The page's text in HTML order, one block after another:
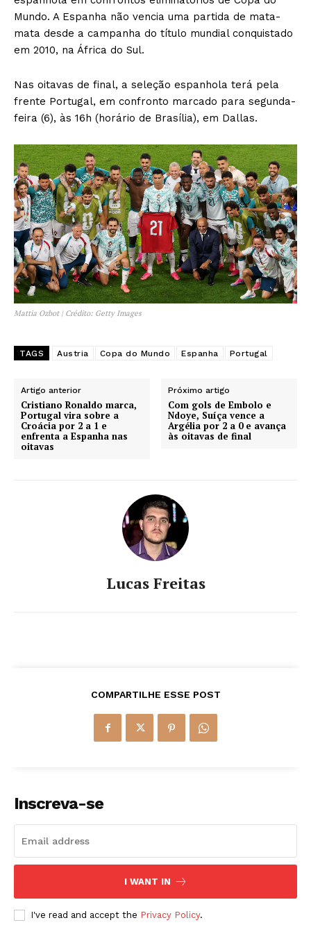
Mundo. A Espanha não vencia uma partida de mata-
mata desde a campanha do título mundial conquistado
em 2010, na África do Sul.
Nas oitavas de final, a seleção espanhola terá pela
frente Portugal, em confronto marcado para segunda-
feira (6), às 16h (horário de Brasília), em Dallas.
Mattia Ozbot | Crédito: Getty Images
TAGS Austria Copa do Mundo Espanha Portugal
Artigo anterior
Cristiano Ronaldo marca,
Portugal vira sobre a
Croácia por 2 a 1 e
enfrenta a Espanha nas
oitavas
Próximo artigo
Com gols de Embolo e
Ndoye, Suíça vence a
Argélia por 2 a 0 e avança
às oitavas de final
Lucas Freitas
COMPARTILHE ESSE POST
Inscreva-se
I WANT IN
I've read and accept the Privacy Policy.